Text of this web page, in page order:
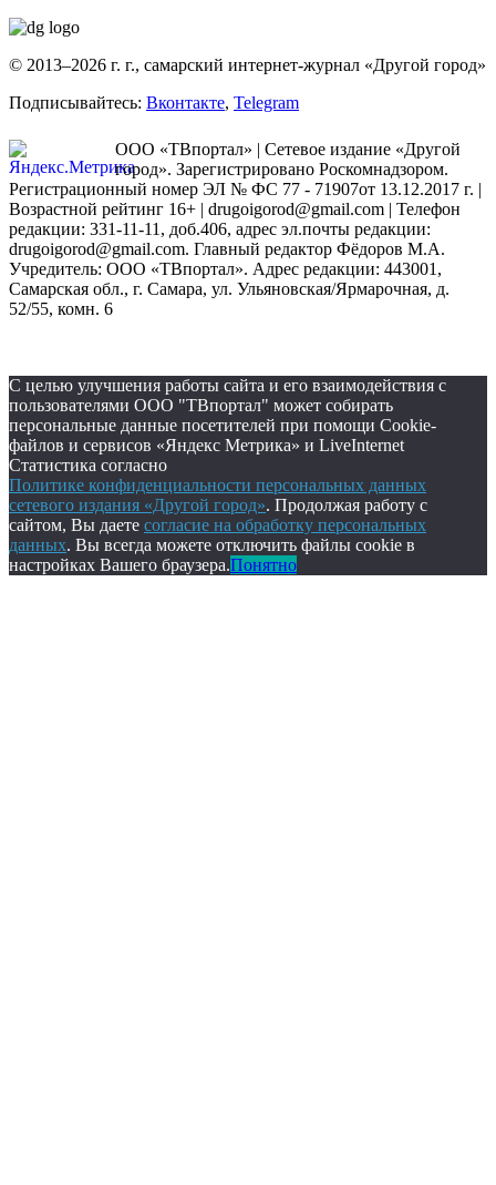
© 2013–2026 г. г., самарский интернет-журнал «Другой город»
Подписывайтесь: Вконтакте, Telegram
ООО «ТВпортал» | Сетевое издание «Другой
город». Зарегистрировано Роскомнадзором.
Регистрационный номер ЭЛ № ФС 77 - 71907от 13.12.2017 г. |
Возрастной рейтинг 16+ | drugoigorod@gmail.com | Телефон
редакции: 331-11-11, доб.406, адрес эл.почты редакции:
drugoigorod@gmail.com. Главный редактор Фёдоров М.А.
Учредитель: ООО «ТВпортал». Адрес редакции: 443001,
Самарская обл., г. Самара, ул. Ульяновская/Ярмарочная, д.
52/55, комн. 6
С целью улучшения работы сайта и его взаимодействия с
пользователями ООО "ТВпортал" может собирать
персональные данные посетителей при помощи Cookie-
файлов и сервисов «Яндекс Метрика» и LiveInternet
Статистика согласно
Политике конфиденциальности персональных данных
сетевого издания «Другой город». Продолжая работу с
сайтом, Вы даете согласие на обработку персональных
данных. Вы всегда можете отключить файлы cookie в
настройках Вашего браузера.Понятно